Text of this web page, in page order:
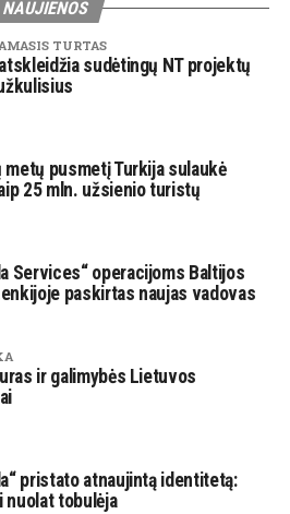
NAUJIENOS
TURTAS
sudėtingų NT projektų
metų pusmetį Turkija sulaukė
25 mln. užsienio turistų
Services“ operacijoms Baltijos
paskirtas naujas vadovas
ir galimybės Lietuvos
pristato atnaujintą identitetą:
nuolat tobulėja